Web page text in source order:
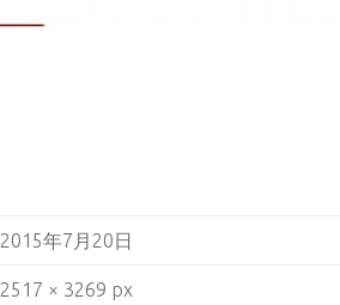
2015年7月20日
2517 × 3269 px